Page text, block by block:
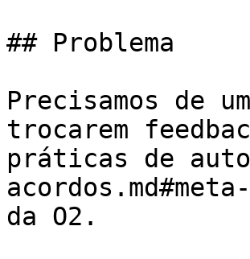
## Problema
Precisamos de
trocarem
práticas de
da O2.